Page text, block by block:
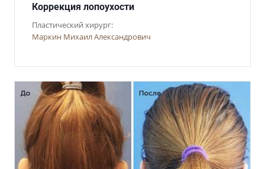
Коррекция лопоухости
Пластический хирург:
Маркин Михаил Александрович